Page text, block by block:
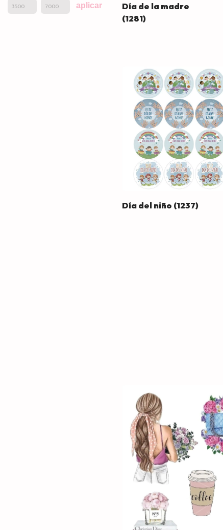
aplicar
Día de la madre
(1281)
Día del niño (1237)